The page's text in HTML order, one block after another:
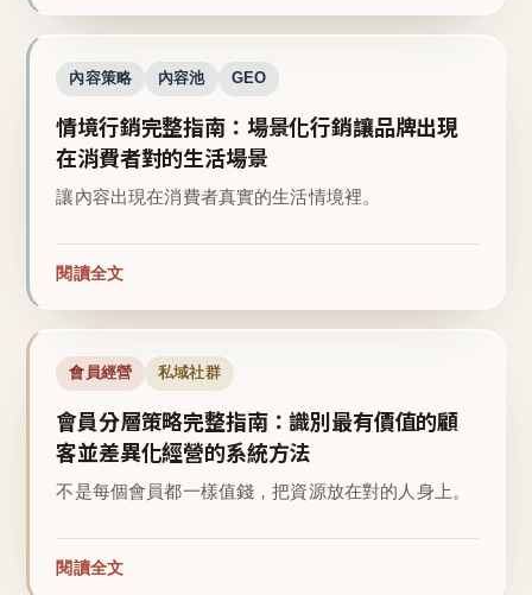
內容策略 內容池 GEO
情境行銷完整指南：場景化行銷讓品牌出現
在消費者對的生活場景
讓內容出現在消費者真實的生活情境裡。
閱讀全文
會員經營 私域社群
會員分層策略完整指南：識別最有價值的顧
客並差異化經營的系統方法
不是每個會員都一樣值錢，把資源放在對的人身上。
閱讀全文